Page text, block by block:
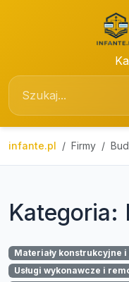
infante.pl Firmy
Kategoria:
Materiały konstrukcyjne
Usługi wykonawcze i